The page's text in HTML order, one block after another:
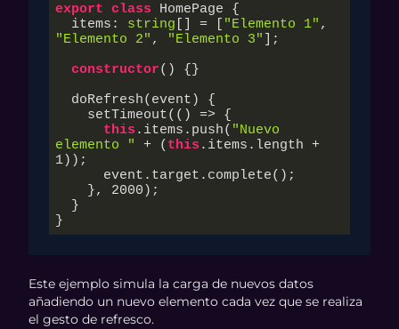
export
class HomePage {
  items:
string [] = [ "Elemento 1"
"Elemento 2" , "Elemento 3"
];
constructor( ) {}
    setTimeout(
() => {
this .items.push( "Nuevo
elemento "
+ ( this
1));
    },
2000 );
}
Este ejemplo simula la carga de nuevos datos
añadiendo un nuevo elemento cada vez que se realiza
el gesto de refresco.